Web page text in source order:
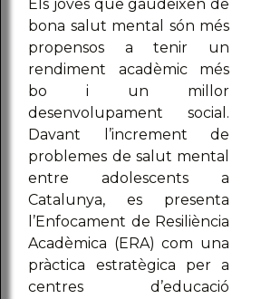
Els joves que gaudeixen de
bona salut mental són més
propensos a tenir un
rendiment acadèmic més
bo i un millor
desenvolupament social.
Davant l’increment de
problemes de salut mental
entre adolescents a
Catalunya, es presenta
l’Enfocament de Resiliència
Acadèmica (ERA) com una
pràctica estratègica per a
centres d’educació